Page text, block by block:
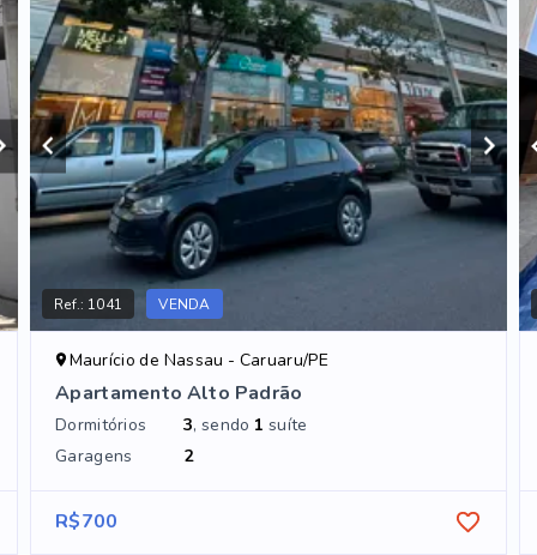
Ref.: 1041 VENDA
Maurício de Nassau - Caruaru/PE
Apartamento Alto Padrão
Dormitórios 3, sendo 1 suíte
Garagens
2
R$700